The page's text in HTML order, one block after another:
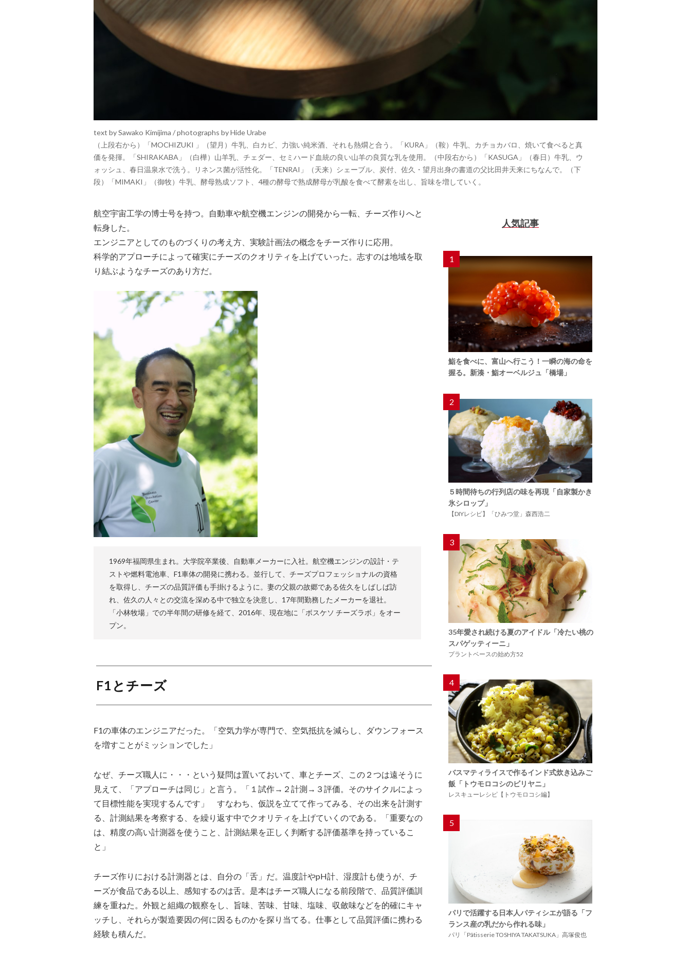
text by Sawako Kimijima / photographs by Hide Urabe
（上段右から）「MOCHIZUKI 」（望月）牛乳、白カビ、力強い純米酒、それも熱燗と合う。「KURA」（鞍）牛乳、カチョカバロ、焼いて食べると真
価を発揮。「SHIRAKABA」（白樺）山羊乳、チェダー、セミハード血統の良い山羊の良質な乳を使用。（中段右から）「KASUGA」（春日）牛乳、ウ
ォッシュ、春日温泉水で洗う。リネンス菌が活性化。「TENRAI」（天来）シェーブル、炭付、佐久・望月出身の書道の父比田井天来にちなんで。（下
段）「MIMAKI」（御牧）牛乳、酵母熟成ソフト、4種の酵母で熟成酵母が乳酸を食べて酵素を出し、旨味を増していく。
航空宇宙工学の博士号を持つ。自動車や航空機エンジンの開発から一転、チーズ作りへと
転身した。
エンジニアとしてのものづくりの考え方、実験計画法の概念をチーズ作りに応用。
科学的アプローチによって確実にチーズのクオリティを上げていった。志すのは地域を取
り結ぶようなチーズのあり方だ。
1969年福岡県生まれ。大学院卒業後、自動車メーカーに入社。航空機エンジンの設計・テ
ストや燃料電池車、F1車体の開発に携わる。並行して、チーズプロフェッショナルの資格
を取得し、チーズの品質評価も手掛けるように。妻の父親の故郷である佐久をしばしば訪
れ、佐久の人々との交流を深める中で独立を決意し、17年間勤務したメーカーを退社。
「小林牧場」での半年間の研修を経て、2016年、現在地に「ボスケソ チーズラボ」をオー
プン。
F1とチーズ
F1の車体のエンジニアだった。「空気力学が専門で、空気抵抗を減らし、ダウンフォース
を増すことがミッションでした」
なぜ、チーズ職人に・・・という疑問は置いておいて、車とチーズ、この２つは遠そうに
見えて、「アプローチは同じ」と言う。「１試作→２計測→３評価。そのサイクルによっ
て目標性能を実現するんです」 すなわち、仮説を立てて作ってみる、その出来を計測す
る、計測結果を考察する、を繰り返す中でクオリティを上げていくのである。「重要なの
は、精度の高い計測器を使うこと、計測結果を正しく判断する評価基準を持っているこ
と」
チーズ作りにおける計測器とは、自分の「舌」だ。温度計やpH計、湿度計も使うが、チ
ーズが食品である以上、感知するのは舌。是本はチーズ職人になる前段階で、品質評価訓
練を重ねた。外観と組織の観察をし、旨味、苦味、甘味、塩味、収斂味などを的確にキャ
ッチし、それらが製造要因の何に因るものかを探り当てる。仕事として品質評価に携わる
経験も積んだ。
人気記事
1
鮨を食べに、富山へ行こう！一瞬の海の命を
握る。新湊・鮨オーベルジュ「橋場」
2
５時間待ちの行列店の味を再現「自家製かき
氷シロップ」
【DIYレシピ】「ひみつ堂」森西浩二
3
35年愛され続ける夏のアイドル「冷たい桃の
スパゲッティーニ」
プラントベースの始め方52
4
バスマティライスで作るインド式炊き込みご
飯「トウモロコシのビリヤニ」
レスキューレシピ【トウモロコシ編】
5
パリで活躍する日本人パティシエが語る「フ
ランス産の乳だから作れる味」
パリ「Pâtisserie TOSHIYA TAKATSUKA」高塚俊也